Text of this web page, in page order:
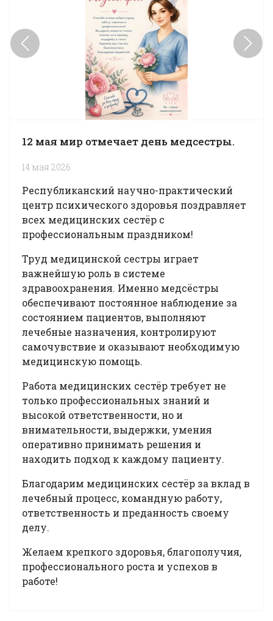
Previous Next
12 мая мир отмечает день медсестры.
14 мая 2026
Республиканский научно-практический
центр психического здоровья поздравляет
всех медицинских сестёр с
профессиональным праздником!
Труд медицинской сестры играет
важнейшую роль в системе
здравоохранения. Именно медсёстры
обеспечивают постоянное наблюдение за
состоянием пациентов, выполняют
лечебные назначения, контролируют
самочувствие и оказывают необходимую
медицинскую помощь.
Работа медицинских сестёр требует не
только профессиональных знаний и
высокой ответственности, но и
внимательности, выдержки, умения
оперативно принимать решения и
находить подход к каждому пациенту.
Благодарим медицинских сестёр за вклад в
лечебный процесс, командную работу,
ответственность и преданность своему
делу.
Желаем крепкого здоровья, благополучия,
профессионального роста и успехов в
работе!